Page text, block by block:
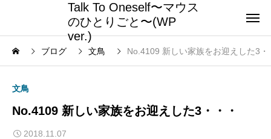
Talk To Oneself〜マウス
のひとりごと〜(WP
ver.)
ブログ 文鳥 No.4109 新しい家族をお迎えした3・
文鳥
No.4109 新しい家族をお迎えした3・・・
2018.11.07